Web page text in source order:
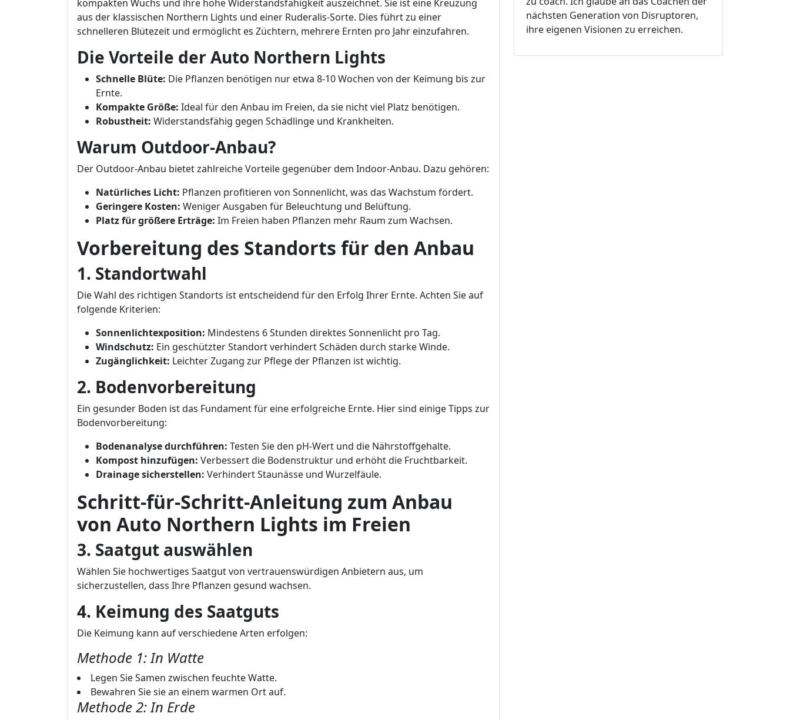
kompakten Wuchs und ihre hohe Widerstandsfähigkeit auszeichnet. Sie ist eine Kreuzung
aus der klassischen Northern Lights und einer Ruderalis-Sorte. Dies führt zu einer
schnelleren Blütezeit und ermöglicht es Züchtern, mehrere Ernten pro Jahr einzufahren.
Die Vorteile der Auto Northern Lights
Schnelle Blüte: Die Pflanzen benötigen nur etwa 8-10 Wochen von der Keimung bis zur
Ernte.
Kompakte Größe: Ideal für den Anbau im Freien, da sie nicht viel Platz benötigen.
Robustheit: Widerstandsfähig gegen Schädlinge und Krankheiten.
Warum Outdoor-Anbau?
Der Outdoor-Anbau bietet zahlreiche Vorteile gegenüber dem Indoor-Anbau. Dazu gehören:
Natürliches Licht: Pflanzen profitieren von Sonnenlicht, was das Wachstum fördert.
Geringere Kosten: Weniger Ausgaben für Beleuchtung und Belüftung.
Platz für größere Erträge: Im Freien haben Pflanzen mehr Raum zum Wachsen.
Vorbereitung des Standorts für den Anbau
1. Standortwahl
Die Wahl des richtigen Standorts ist entscheidend für den Erfolg Ihrer Ernte. Achten Sie auf
folgende Kriterien:
Sonnenlichtexposition: Mindestens 6 Stunden direktes Sonnenlicht pro Tag.
Windschutz: Ein geschützter Standort verhindert Schäden durch starke Winde.
Zugänglichkeit: Leichter Zugang zur Pflege der Pflanzen ist wichtig.
2. Bodenvorbereitung
Ein gesunder Boden ist das Fundament für eine erfolgreiche Ernte. Hier sind einige Tipps zur
Bodenvorbereitung:
Bodenanalyse durchführen: Testen Sie den pH-Wert und die Nährstoffgehalte.
Kompost hinzufügen: Verbessert die Bodenstruktur und erhöht die Fruchtbarkeit.
Drainage sicherstellen: Verhindert Staunässe und Wurzelfäule.
Schritt-für-Schritt-Anleitung zum Anbau
von Auto Northern Lights im Freien
3. Saatgut auswählen
Wählen Sie hochwertiges Saatgut von vertrauenswürdigen Anbietern aus, um
sicherzustellen, dass Ihre Pflanzen gesund wachsen.
4. Keimung des Saatguts
Die Keimung kann auf verschiedene Arten erfolgen:
Methode 1: In Watte
Legen Sie Samen zwischen feuchte Watte.
Bewahren Sie sie an einem warmen Ort auf.
Methode 2: In Erde
nächsten Generation von Disruptoren,
ihre eigenen Visionen zu erreichen.